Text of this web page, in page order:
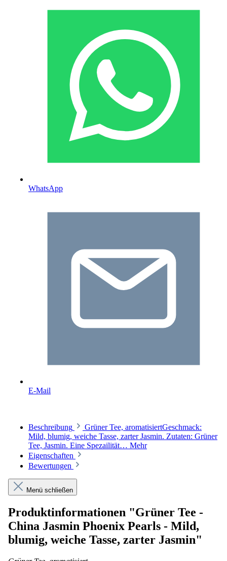
WhatsApp
E-Mail
Beschreibung
Grüner Tee, aromatisiertGeschmack:
Mild, blumig, weiche Tasse, zarter Jasmin. Zutaten: Grüner
Tee, Jasmin. Eine Spezailität… Mehr
Eigenschaften
Bewertungen
Menü schließen
Produktinformationen "Grüner Tee -
China Jasmin Phoenix Pearls - Mild,
blumig, weiche Tasse, zarter Jasmin"